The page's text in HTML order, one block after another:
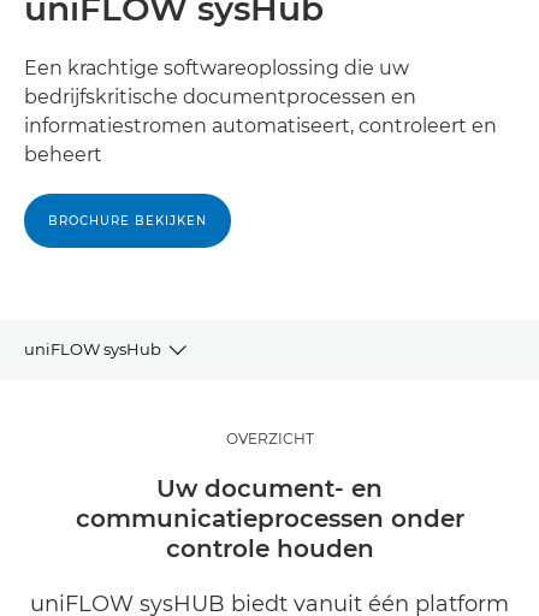
uniFLOW sysHub
Een krachtige softwareoplossing die uw
bedrijfskritische documentprocessen en
informatiestromen automatiseert, controleert en
beheert
BROCHURE BEKIJKEN
uniFLOW sysHub
GERELATEERDE SOFTWARE EN OPLOSSINGEN
OVERZICHT
Uw document- en
communicatieprocessen onder
controle houden
uniFLOW sysHUB biedt vanuit één platform